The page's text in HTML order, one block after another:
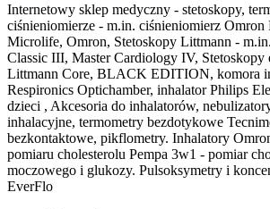
Internetowy sklep medyczny - stetoskopy,
ciśnieniomierze - m.in. ciśnieniomierz
Microlife, Omron, Stetoskopy Littmann -
Classic III, Master Cardiology IV, Stetoskopy
Littmann Core, BLACK EDITION, komora
Respironics Optichamber, inhalator Philips
dzieci , Akcesoria do inhalatorów,
inhalacyjne, termometry bezdotykowe
bezkontaktowe, pikflometry. Inhalatory
pomiaru cholesterolu Pempa 3w1 - pomiar
moczowego i glukozy. Pulsoksymetry i
EverFlo